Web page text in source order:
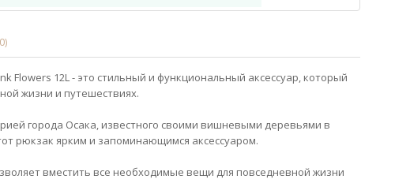
Flowers 12L - это стильный и функциональный аксессуар, который
жизни и путешествиях.
города Осака, известного своими вишневыми деревьями в
рюкзак ярким и запоминающимся аксессуаром.
вместить все необходимые вещи для повседневной жизни